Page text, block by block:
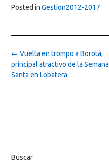
Posted in Gestion2012-2017
Post
navigation
← Vuelta en trompo a Borotá,
principal atractivo de la Semana
Santa en Lobatera
Buscar